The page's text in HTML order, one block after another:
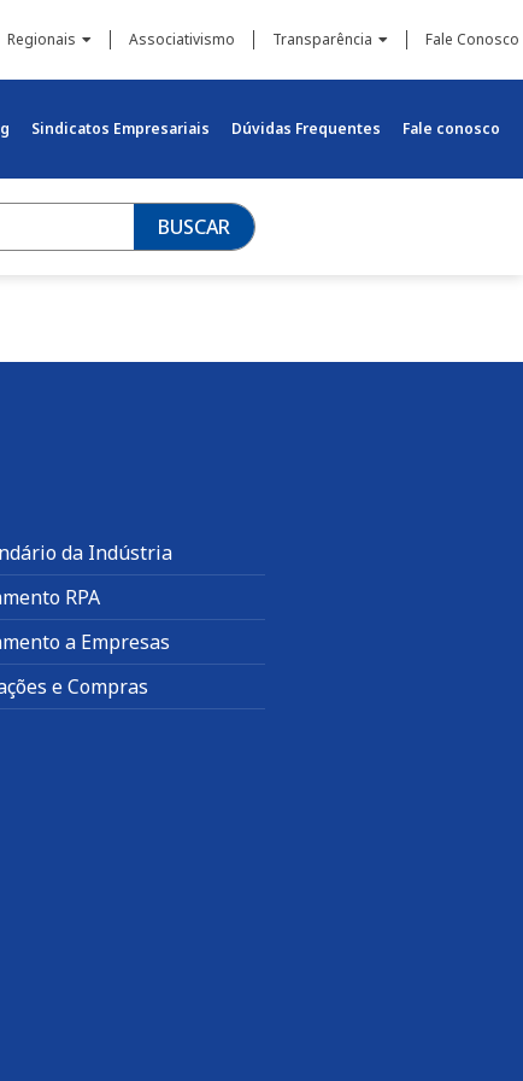
Regionais Associativismo Transparência Fale Conosco
Sindicatos Empresariais Dúvidas Frequentes Fale conosco
BUSCAR
da Indústria
RPA
a Empresas
e Compras